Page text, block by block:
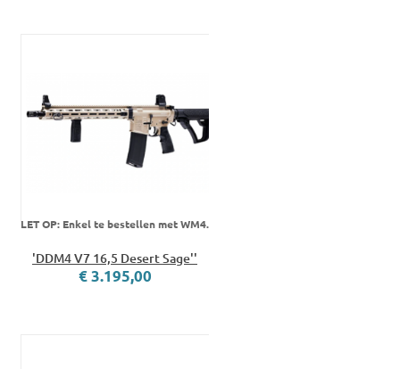
'DDM4 V7 16,5 Desert Sage''
€ 3.195,00
LET OP: Enkel te bestellen met WM4.